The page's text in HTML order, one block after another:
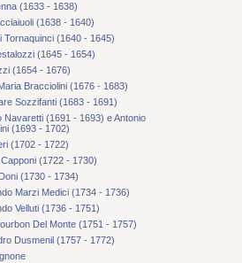
(1633 - 1638)
(1638 - 1640)
Tornaquinci (1640 - 1645)
(1645 - 1654)
(1654 - 1676)
Bracciolini (1676 - 1683)
Sozzifanti (1683 - 1691)
Navaretti (1691 - 1693) e Antonio
(1693 - 1702)
(1702 - 1722)
(1722 - 1730)
(1730 - 1734)
Marzi Medici (1734 - 1736)
Velluti (1736 - 1751)
Del Monte (1751 - 1757)
Dusmenil (1757 - 1772)